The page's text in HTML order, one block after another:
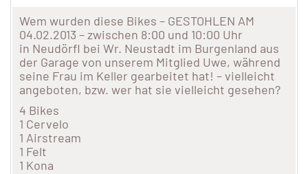
Wem wurden diese Bikes – GESTOHLEN AM
04.02.2013 – zwischen 8:00 und 10:00 Uhr
in Neudörfl bei Wr. Neustadt im Burgenland aus
der Garage von unserem Mitglied Uwe, während
seine Frau im Keller gearbeitet hat! – vielleicht
angeboten, bzw. wer hat sie vielleicht gesehen?
4 Bikes
1 Cervelo
1 Airstream
1 Felt
1 Kona